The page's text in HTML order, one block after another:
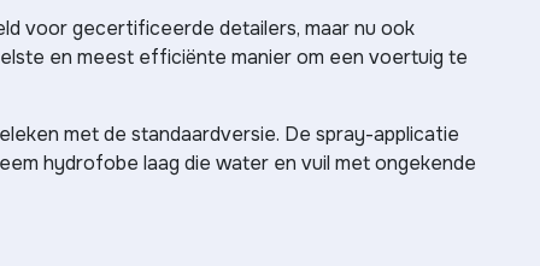
voor gecertificeerde detailers, maar nu ook
en meest efficiënte manier om een voertuig te
met de standaardversie. De spray-applicatie
hydrofobe laag die water en vuil met ongekende